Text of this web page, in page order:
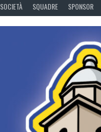
SOCIETÀ SQUADRE SPONSOR